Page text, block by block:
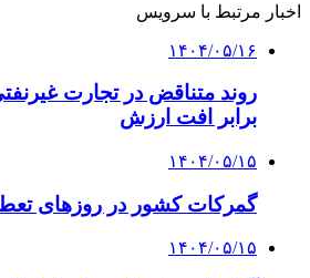
اخبار مرتبط با سرویس
۱۴۰۴/۰۵/۱۶
روند متناقض در تجارت
برابر افت ارزش
۱۴۰۴/۰۵/۱۵
گمرکات کشور در روزهای
۱۴۰۴/۰۵/۱۵